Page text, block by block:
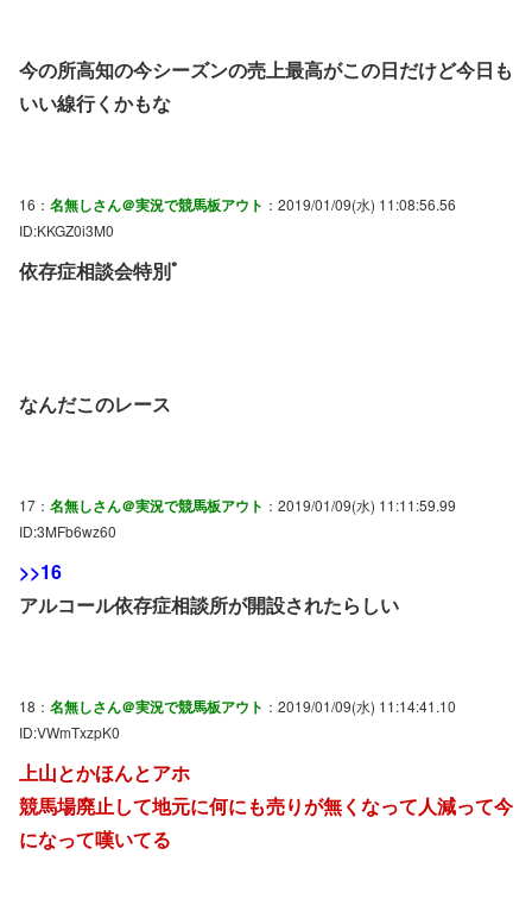
今の所高知の今シーズンの売上最高がこの日だけど今日も
いい線行くかもな
16： 名無しさん＠実況で競馬板アウト ：2019/01/09(水) 11:08:56.56
ID:KKGZ0i3M0
依存症相談会特別ﾟ
なんだこのレース
17： 名無しさん＠実況で競馬板アウト ：2019/01/09(水) 11:11:59.99
ID:3MFb6wz60
>>16
アルコール依存症相談所が開設されたらしい
18： 名無しさん＠実況で競馬板アウト ：2019/01/09(水) 11:14:41.10
ID:VWmTxzpK0
上山とかほんとアホ
競馬場廃止して地元に何にも売りが無くなって人減って今
になって嘆いてる